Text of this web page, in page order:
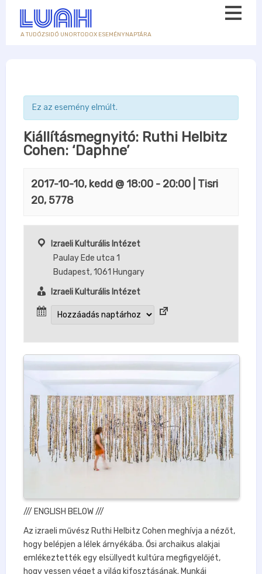
A TUDÓZSIDÓ UNORTODOX ESEMÉNYNAPTÁRA
Ez az esemény elmúlt.
Kiállításmegnyitó: Ruthi Helbitz
Cohen: ‘Daphne’
2017-10-10, kedd @ 18:00 - 20:00 | Tisri
20, 5778
Izraeli Kulturális Intézet
Paulay Ede utca 1
Budapest,1061 Hungary
Izraeli Kulturális Intézet
/// ENGLISH BELOW ///
Az izraeli művész Ruthi Helbitz Cohen meghívja a nézőt,
hogy belépjen a lélek árnyékába. Ősi archaikus alakjai
emlékeztették egy elsüllyedt kultúra megfigyelőjét,
hogy vessen véget a világ kifosztásának. Munkái